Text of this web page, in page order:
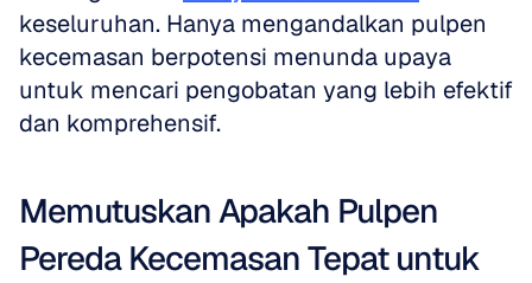
keseluruhan. Hanya mengandalkan pulpen
kecemasan berpotensi menunda upaya
untuk mencari pengobatan yang lebih efektif
dan komprehensif.
Memutuskan Apakah Pulpen
Pereda Kecemasan Tepat untuk